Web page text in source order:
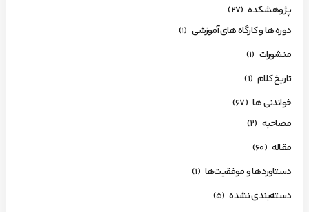
پژوهشکده (27)
دوره ها و کارگاه های آموزشی (1)
منشورات (1)
تاریخ کلام (1)
خواندنی ها (67)
مصاحبه (2)
مقاله (60)
دستاوردها و موفقیت‌ها (1)
دسته‌بندی نشده (5)